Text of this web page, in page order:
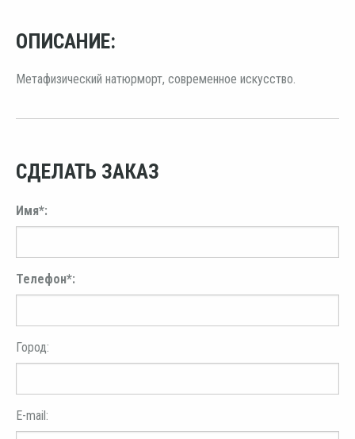
ОПИСАНИЕ:
Метафизический натюрморт, современное искусство.
СДЕЛАТЬ ЗАКАЗ
Имя*:
Телефон*:
Город:
E-mail: